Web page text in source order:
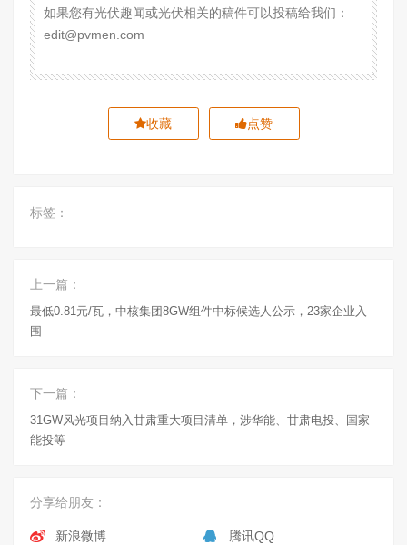
如果您有光伏趣闻或光伏相关的稿件可以投稿给我们：
edit@pvmen.com
收藏 点赞
标签：
上一篇：
最低0.81元/瓦，中核集团8GW组件中标候选人公示，23家企业入
围
下一篇：
31GW风光项目纳入甘肃重大项目清单，涉华能、甘肃电投、国家
能投等
分享给朋友：
新浪微博 腾讯QQ